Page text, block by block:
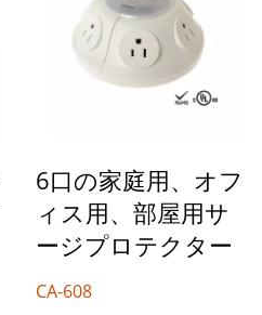
6口の家庭用、オフ
ィス用、部屋用サ
ージプロテクター
CA-608